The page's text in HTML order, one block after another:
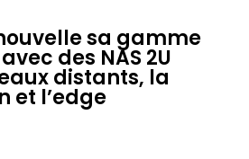
sa gamme
des NAS 2U
distants, la
et l’edge